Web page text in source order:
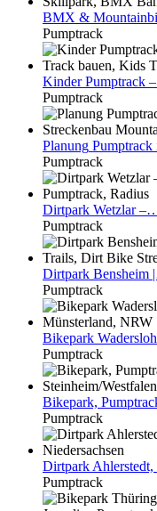
BMX &
Pumptrack
KinderPumptrack
Pumptrack
Planung
Pumptrack
Dirtpark Wetzlar
Pumptrack
Dirtpark Bensheim
Pumptrack
Bikepark
Pumptrack
Bikepark,
Pumptrack
Dirtpark
Pumptrack